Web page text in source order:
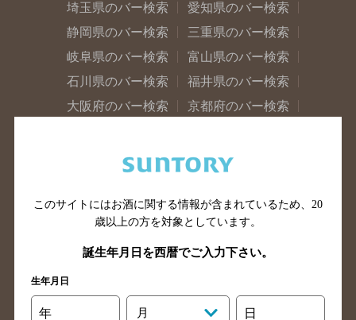
埼玉県のバー検索
愛知県のバー検索
静岡県のバー検索
三重県のバー検索
岐阜県のバー検索
富山県のバー検索
石川県のバー検索
福井県のバー検索
大阪府のバー検索
京都府のバー検索
滋賀県のバー検索
和歌山県のバー検索
山口県のバー検索
鳥取県のバー検索
島根県のバー検索
徳島県のバー検索
香川県のバー検索
愛媛県のバー検索
高知県のバー検索
長崎県のバー検索
佐賀県のバー検索
このサイトにはお酒に関する情報が含まれているため、 20
歳以上の方を対象としています。
誕生年月日を西暦でご入力下さい。
生年月日
年 月 日